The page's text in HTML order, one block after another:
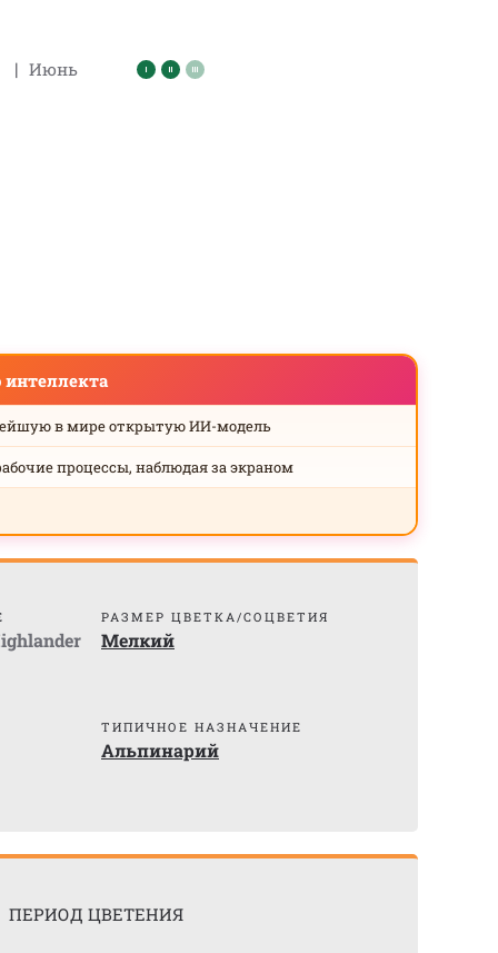
| Июнь
интеллекта
в мире открытую ИИ-модель
процессы, наблюдая за экраном
РАЗМЕР ЦВЕТКА/СОЦВЕТИЯ
Мелкий
ТИПИЧНОЕ НАЗНАЧЕНИЕ
Альпинарий
ПЕРИОД ЦВЕТЕНИЯ